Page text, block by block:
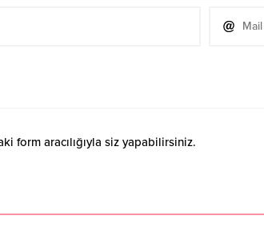
form aracılığıyla siz yapabilirsiniz.